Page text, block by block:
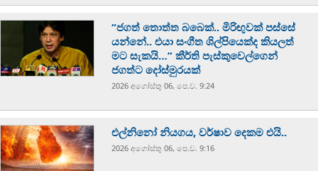
“ජගත් තොත්ත බබෙක්.. මිරිඟුවක් පස්සේ
යන්නේ.. එයා සංගීත ශිල්පියෙක්ද කියලත්
මට සැකයි…” කීර්ති පැස්කුවෙල්ගෙන්
ජගත්ට දෝස්මුරයක්
2026 අගෝස්‍තු 06, පෙ.ව. 9:24
එල්නිනෝ නියගය, වර්ෂාව දෙකම එයි..
2026 අගෝස්‍තු 06, පෙ.ව. 9:16